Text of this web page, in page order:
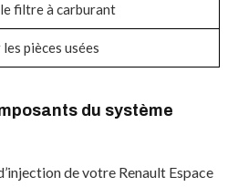
filtre à carburant
pièces usées
du système
de votre Renault Espace